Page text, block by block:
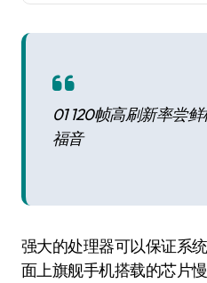
01 120帧高刷新率尝
福音
强大的处理器可以保证系
面上旗舰手机搭载的芯片